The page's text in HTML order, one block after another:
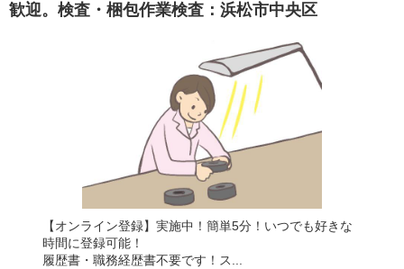
歓迎。検査・梱包作業検査：浜松市中央区
【オンライン登録】実施中！簡単5分！いつでも好きな
時間に登録可能！
履歴書・職務経歴書不要です！ス...